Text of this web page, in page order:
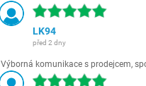
LK94
před 2 dny
Výborná komunikace s prodejcem,